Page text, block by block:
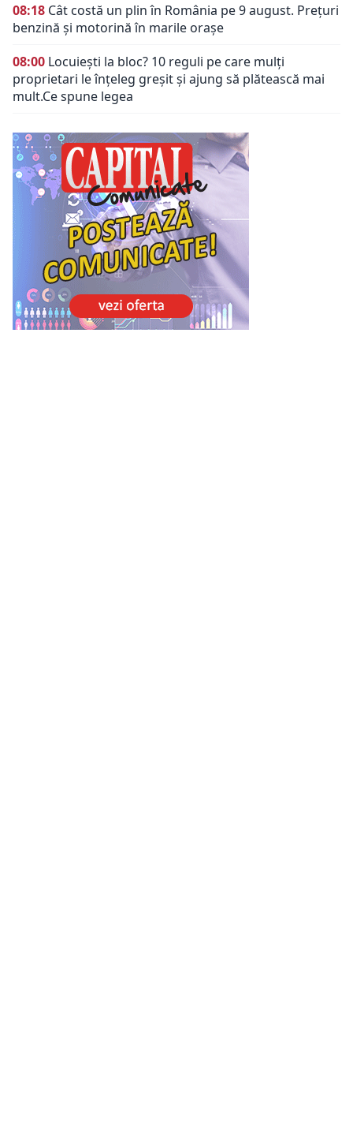
08:18 Cât costă un plin în România pe 9 august. Prețuri
benzină și motorină în marile orașe
08:00 Locuiești la bloc? 10 reguli pe care mulți
proprietari le înțeleg greșit și ajung să plătească mai
mult.Ce spune legea